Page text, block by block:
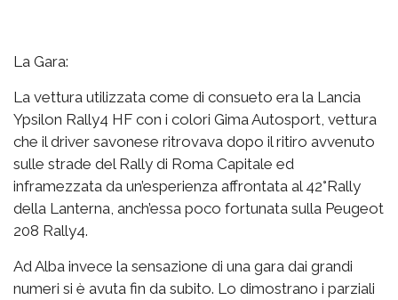
La Gara:
La vettura utilizzata come di consueto era la Lancia
Ypsilon Rally4 HF con i colori Gima Autosport, vettura
che il driver savonese ritrovava dopo il ritiro avvenuto
sulle strade del Rally di Roma Capitale ed
inframezzata da un’esperienza affrontata al 42°Rally
della Lanterna, anch’essa poco fortunata sulla Peugeot
208 Rally4.
Ad Alba invece la sensazione di una gara dai grandi
numeri si è avuta fin da subito. Lo dimostrano i parziali